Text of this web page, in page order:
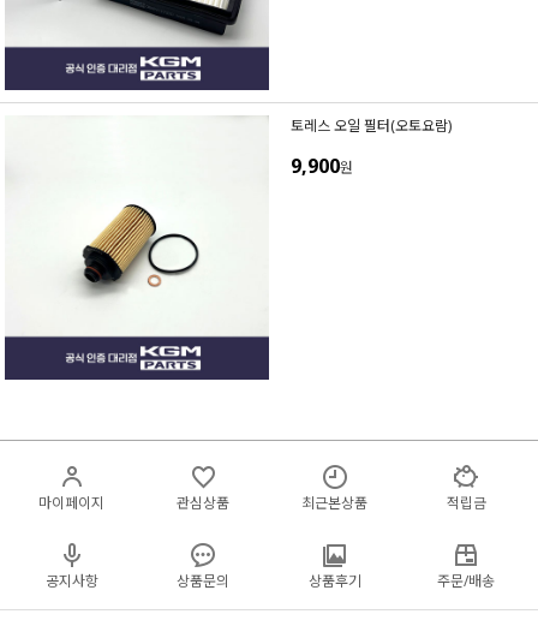
토레스 오일 필터(오토요람)
9,900원
마이페이지 관심상품 최근본상품 적립금
공지사항 상품문의 상품후기 주문/배송